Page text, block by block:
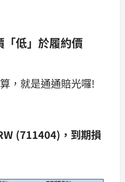
「低」於履約價
，就是通通賠光囉!
(711404)，到期損